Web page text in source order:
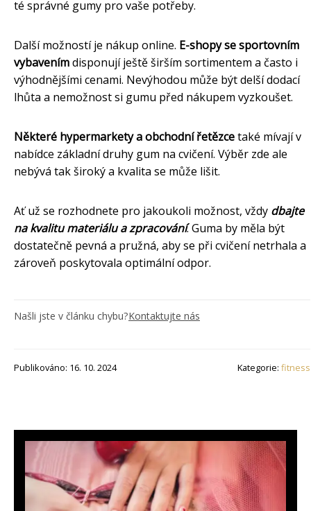
té správné gumy pro vaše potřeby.
Další možností je nákup online. E-shopy se sportovním
vybavenímdisponují ještě širším sortimentem a často i
výhodnějšími cenami. Nevýhodou může být delší dodací
lhůta a nemožnost si gumu před nákupem vyzkoušet.
Některé hypermarkety a obchodní řetězcetaké mívají v
nabídce základní druhy gum na cvičení. Výběr zde ale
nebývá tak široký a kvalita se může lišit.
Ať už se rozhodnete pro jakoukoli možnost, vždy dbajte
na kvalitu materiálu a zpracování. Guma by měla být
dostatečně pevná a pružná, aby se při cvičení netrhala a
zároveň poskytovala optimální odpor.
Našli jste v článku chybu?Kontaktujte nás
Publikováno: 16. 10. 2024 Kategorie: fitness